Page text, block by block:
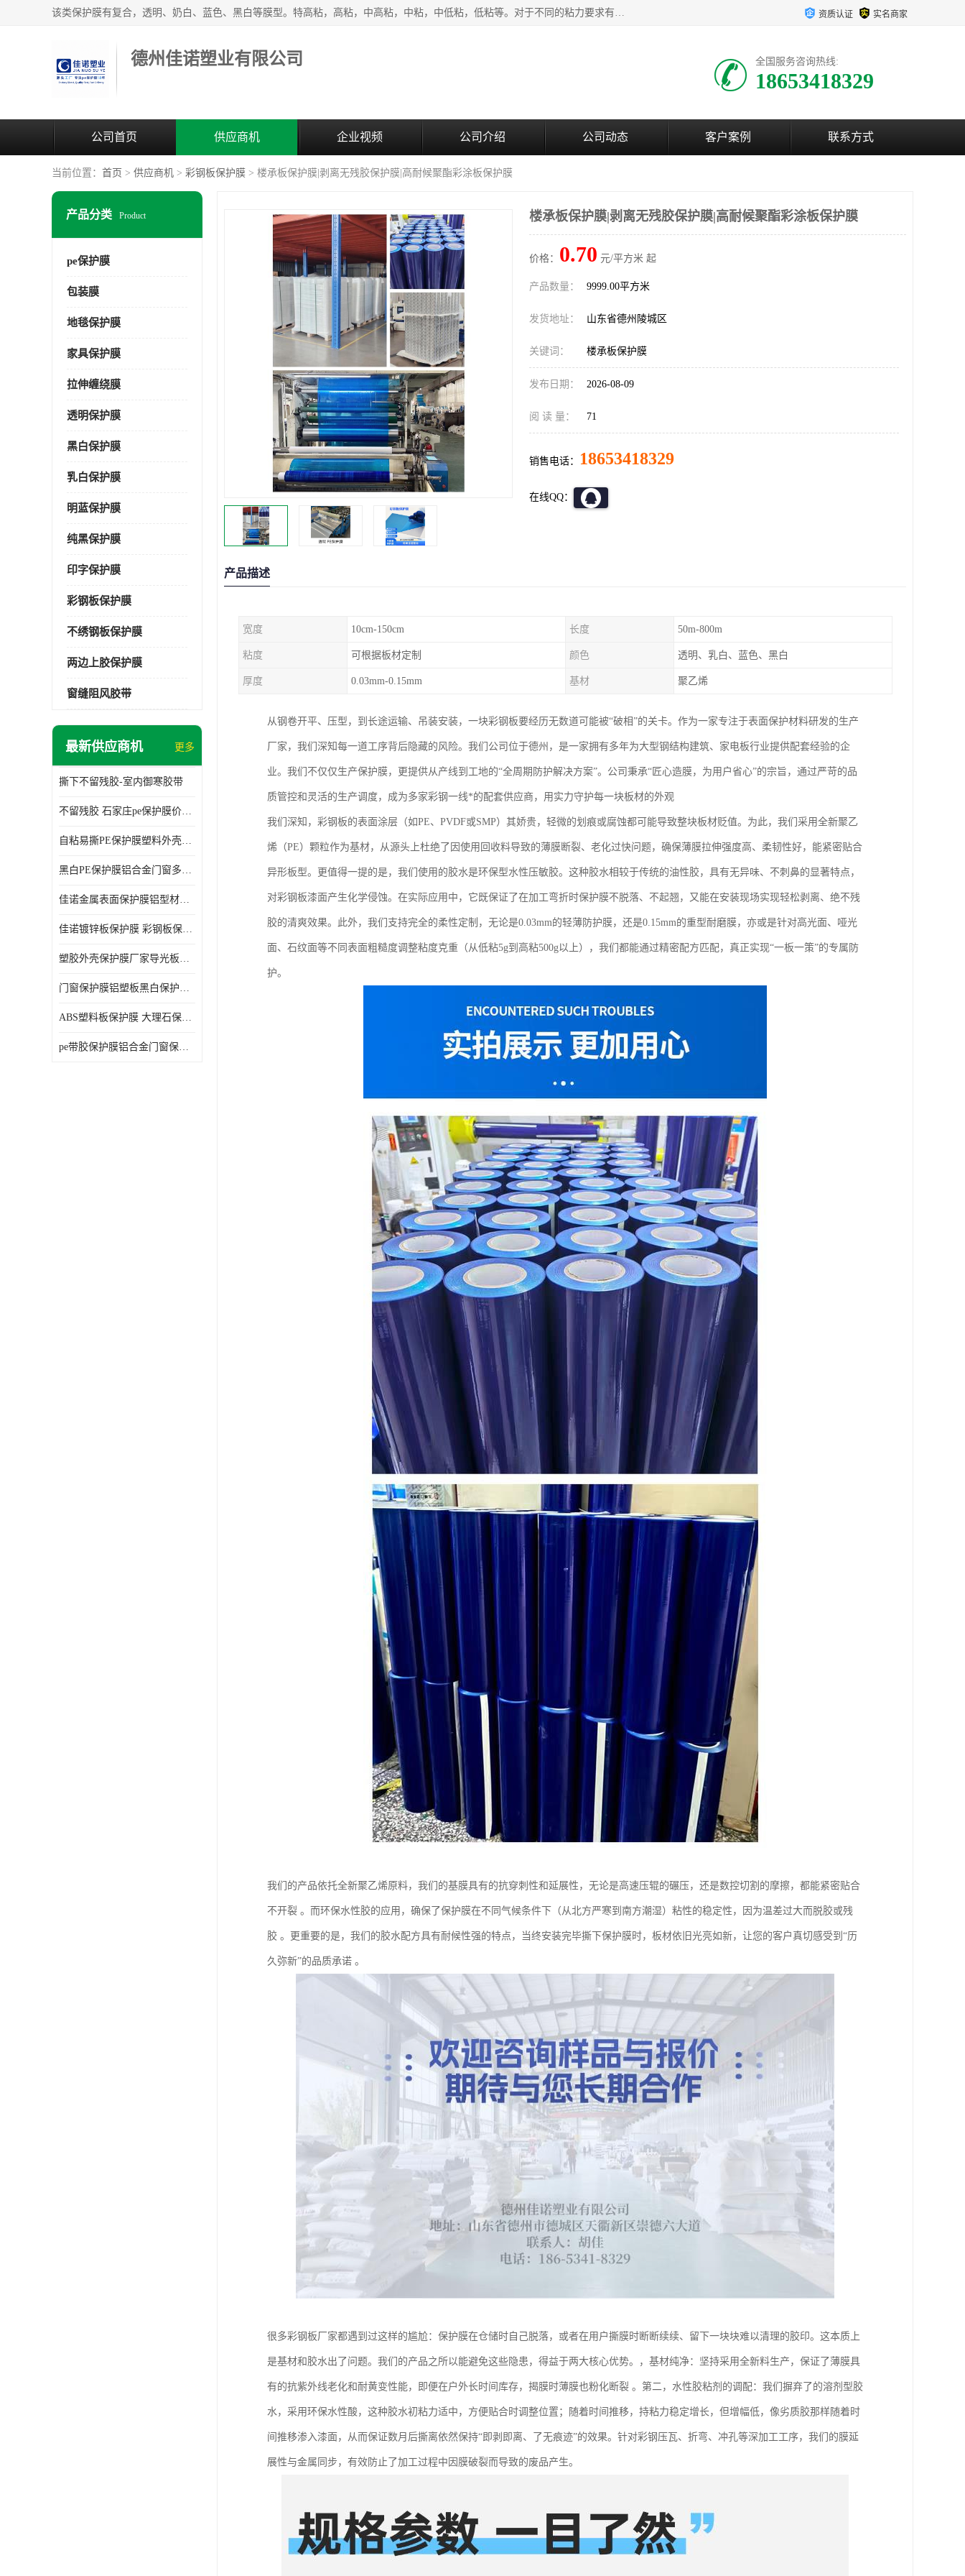
该类保护膜有复合，透明、奶白、蓝色、黑白等膜型。特高粘，高粘，中高粘，中粘，中低粘，低粘等。对于不同的粘力要求有相应的产品相适配。无胶渍残留污染。在较宽的收卷幅度下平整无皱纹，收卷长度大，利于机械化及自动化施工粘贴。为您的产品提供的表面保护解决方案。 产品广泛适用于：铝材、不锈钢、金属、塑料、电子、家电、家具、玻璃、化工材料、装饰材料等。 资质认证 实名商家
德州佳诺塑业有限公司 全国服务咨询热线:
18653418329
公司首页 供应商机 企业视频 公司介绍 公司动态 客户案例 联系方式
当前位置： 首页 > 供应商机 > 彩钢板保护膜 > 楼承板保护膜|剥离无残胶保护膜|高耐候聚酯彩涂板保护膜
产品分类 Product
pe保护膜
包装膜
地毯保护膜
家具保护膜
拉伸缠绕膜
透明保护膜
黑白保护膜
乳白保护膜
明蓝保护膜
纯黑保护膜
印字保护膜
彩钢板保护膜
不绣钢板保护膜
两边上胶保护膜
窗缝阻风胶带
最新供应商机 更多
撕下不留残胶-室内御寒胶带
不留残胶 石家庄pe保护膜价格 塑料薄膜
自粘易撕PE保护膜塑料外壳导光板亚克力板膜操作方便
黑白PE保护膜铝合金门窗多种颜色支持定制生产
佳诺金属表面保护膜铝型材保护膜不留残胶铝合金窗框保护胶带
佳诺镀锌板保护膜 彩钢板保护pe保护膜
塑胶外壳保护膜厂家导光板保护膜 铝单板保护膜胶带易撕不留胶
门窗保护膜铝塑板黑白保护膜外墙保温板保护膜
ABS塑料板保护膜 大理石保护膜 缠鱼竿保护膜
pe带胶保护膜铝合金门窗保护不锈钢板保护膜大理石建筑材料保护
楼承板保护膜|剥离无残胶保护膜|高耐候聚酯彩涂板保护膜
价格： 0.70 元/平方米 起
产品数量： 9999.00平方米
发货地址： 山东省德州陵城区
关键词： 楼承板保护膜
发布日期： 2026-08-09
阅 读 量： 71
销售电话： 18653418329
在线QQ：
产品描述
宽度 10cm-150cm 长度 50m-800m
粘度 可根据板材定制 颜色 透明、乳白、蓝色、黑白
厚度 0.03mm-0.15mm 基材 聚乙烯
从钢卷开平、压型，到长途运输、吊装安装，一块彩钢板要经历无数道可能被“破相”的关卡。作为一家专注于表面保护材料研发的生产
厂家，我们深知每一道工序背后隐藏的风险。我们公司位于德州，是一家拥有多年为大型钢结构建筑、家电板行业提供配套经验的企
业。我们不仅仅生产保护膜，更提供从产线到工地的“全周期防护解决方案”。公司秉承“匠心造膜，为用户省心”的宗旨，通过严苛的品
质管控和灵活的生产调度，成为多家彩钢一线*的配套供应商，用实力守护每一块板材的外观
我们深知，彩钢板的表面涂层（如PE、PVDF或SMP）其娇贵，轻微的划痕或腐蚀都可能导致整块板材贬值。为此，我们采用全新聚乙
烯（PE）颗粒作为基材，从源头上杜绝了因使用回收料导致的薄膜断裂、老化过快问题，确保薄膜拉伸强度高、柔韧性好，能紧密贴合
异形板型。更值得一提的是，我们使用的胶水是环保型水性压敏胶。这种胶水相较于传统的油性胶，具有无异味、不刺鼻的显著特点，
对彩钢板漆面产生化学侵蚀。在实际应用中，它既保证了在加工弯折时保护膜不脱落、不起翘，又能在安装现场实现轻松剥离、绝不残
胶的清爽效果。此外，我们支持完全的柔性定制，无论是0.03mm的轻薄防护膜，还是0.15mm的重型耐磨膜，亦或是针对高光面、哑光
面、石纹面等不同表面粗糙度调整粘度克重（从低粘5g到高粘500g以上），我们都能通过精密配方匹配，真正实现“一板一策”的专属防
护。
我们的产品依托全新聚乙烯原料，我们的基膜具有的抗穿刺性和延展性，无论是高速压辊的碾压，还是数控切割的摩擦，都能紧密贴合
不开裂 。而环保水性胶的应用，确保了保护膜在不同气候条件下（从北方严寒到南方潮湿）粘性的稳定性，因为温差过大而脱胶或残
胶 。更重要的是，我们的胶水配方具有耐候性强的特点，当终安装完毕撕下保护膜时，板材依旧光亮如新，让您的客户真切感受到“历
久弥新”的品质承诺 。
很多彩钢板厂家都遇到过这样的尴尬：保护膜在仓储时自己脱落，或者在用户撕膜时断断续续、留下一块块难以清理的胶印。这本质上
是基材和胶水出了问题。我们的产品之所以能避免这些隐患，得益于两大核心优势。，基材纯净：坚持采用全新料生产，保证了薄膜具
有的抗紫外线老化和耐黄变性能，即便在户外长时间库存，揭膜时薄膜也粉化断裂 。第二，水性胶粘剂的调配：我们摒弃了的溶剂型胶
水，采用环保水性酸，这种胶水初粘力适中，方便贴合时调整位置；随着时间推移，持粘力稳定增长，但增幅低，像劣质胶那样随着时
间推移渗入漆面，从而保证数月后撕离依然保持“即剥即离、了无痕迹”的效果。针对彩钢压瓦、折弯、冲孔等深加工工序，我们的膜延
展性与金属同步，有效防止了加工过程中因膜破裂而导致的废品产生。